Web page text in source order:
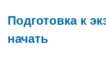
Подготовка к
начать